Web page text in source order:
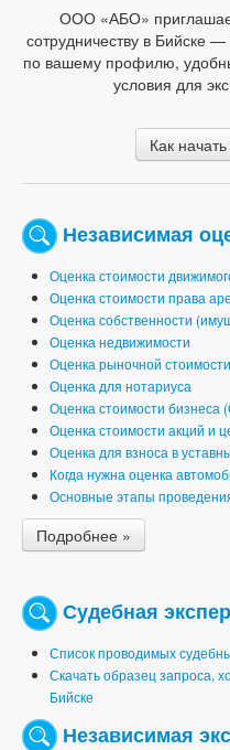
ООО «АБО»
сотрудничеству в Бийске
по вашему профилю,
условия для
Как
Независимая
Оценка стоимости
Оценка стоимости права
Оценка собственности
Оценка недвижимости
Оценка рыночной
Оценка для нотариуса
Оценка стоимости
Оценка стоимости акций и
Оценка для взноса в
Когда нужна оценка
Основные этапы
Подробнее »
Судебная
Список проводимых
Скачать образец запроса,
Бийске
Независимая